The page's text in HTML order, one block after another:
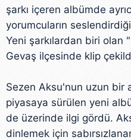
şarkı içeren albümde
yorumcuların
Yeni şarkılardan biri olan
Gevaş ilçesinde klip
Sezen Aksu'nun uzun bir
piyasaya sürülen yeni
de üzerinde ilgi gördü.
dinlemek için